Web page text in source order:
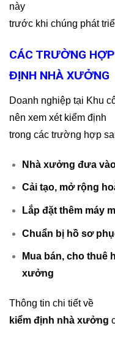
này
trước khi chúng phát
CÁC TRƯỜNG
ĐỊNH NHÀ XƯỞNG
Doanh nghiệp tại Khu
nên xem xét kiểm định
trong các trường hợp
Nhà xưởng đưa
Cải tạo, mở rộng
Lắp đặt thêm máy
Chuẩn bị hồ sơ
Mua bán, cho thuê
xưởng
Thông tin chi tiết về
kiểm định nhà xưởng